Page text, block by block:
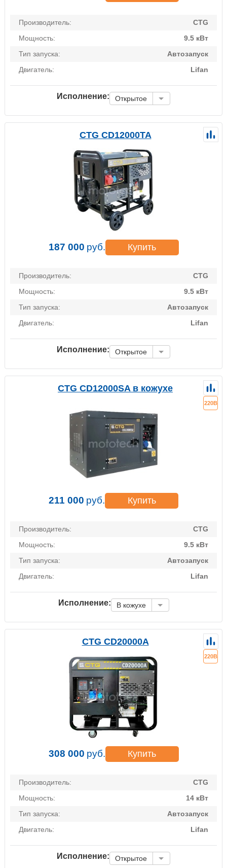
Производитель:
CTG
Мощность:
9.5 кВт
Тип запуска:
Автозапуск
Двигатель:
Lifan
Исполнение: Открытое
CTG CD12000TA
187 000 руб. Купить
Производитель:
CTG
Мощность:
9.5 кВт
Тип запуска:
Автозапуск
Двигатель:
Lifan
Исполнение: Открытое
CTG CD12000SA в кожухе
220В
211 000 руб. Купить
Производитель:
CTG
Мощность:
9.5 кВт
Тип запуска:
Автозапуск
Двигатель:
Lifan
Исполнение: В кожухе
CTG CD20000A
220В
308 000 руб. Купить
Производитель:
CTG
Мощность:
14 кВт
Тип запуска:
Автозапуск
Двигатель:
Lifan
Исполнение: Открытое